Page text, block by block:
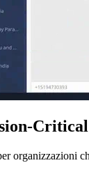
organizzazioni